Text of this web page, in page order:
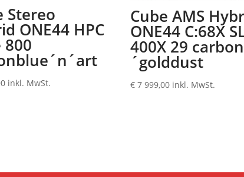
Stereo
ONE44 HPC
800
inkl. MwSt.
Cube AMS
ONE44 C:68X
400X 29
´golddust
€ 7 999,00 inkl. MwSt.